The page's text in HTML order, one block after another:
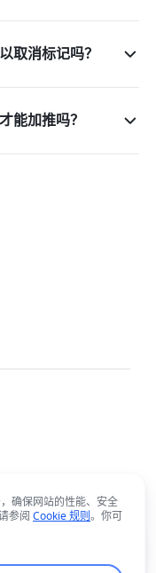
取消标记吗？
能加推吗？
English
Español
(Brasil)
中文
疑问？
确保网站的性能、安全
参阅 Cookie 规则。你可